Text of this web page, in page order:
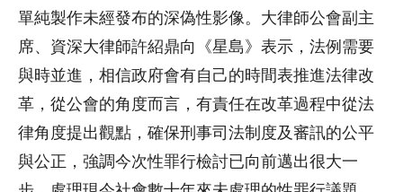
單純製作未經發布的深偽性影像。大律師公會副主
席、資深大律師許紹鼎向《星島》表示，法例需要
與時並進，相信政府會有自己的時間表推進法律改
革，從公會的角度而言，有責任在改革過程中從法
律角度提出觀點，確保刑事司法制度及審訊的公平
與公正，強調今次性罪行檢討已向前邁出很大一